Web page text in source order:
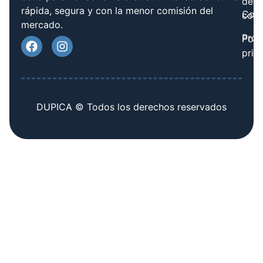
rápida, segura y con la menor comisión del
mercado.
DUPICA © Todos los derechos reservados